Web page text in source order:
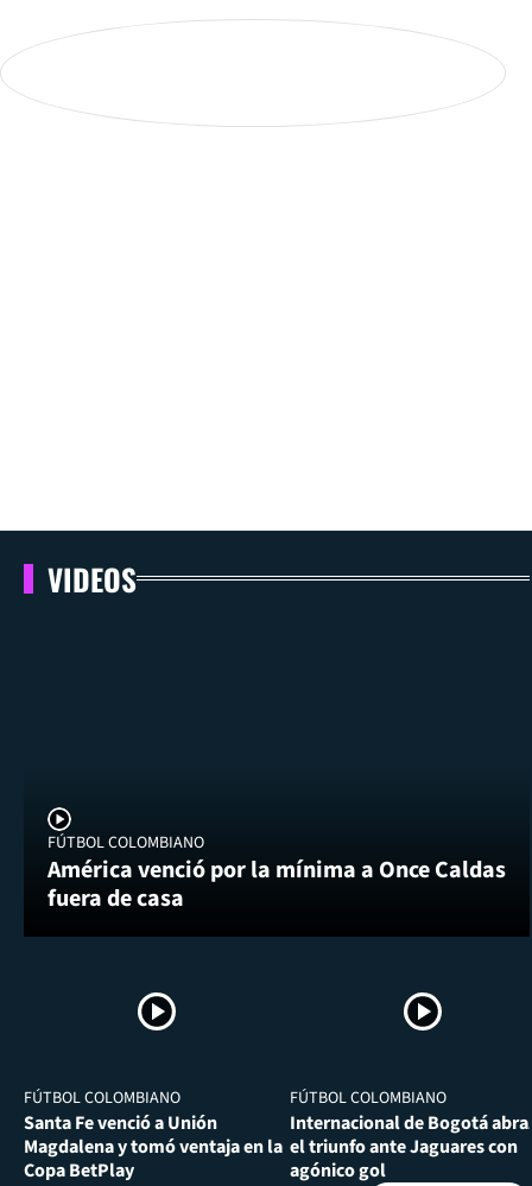
VIDEOS
FÚTBOL COLOMBIANO
América venció por la mínima a Once Caldas
fuera de casa
FÚTBOL COLOMBIANO
Santa Fe venció a Unión
Magdalena y tomó ventaja en la
Copa BetPlay
FÚTBOL COLOMBIANO
Internacional de Bogotá
el triunfo ante Jaguares con
agónico gol